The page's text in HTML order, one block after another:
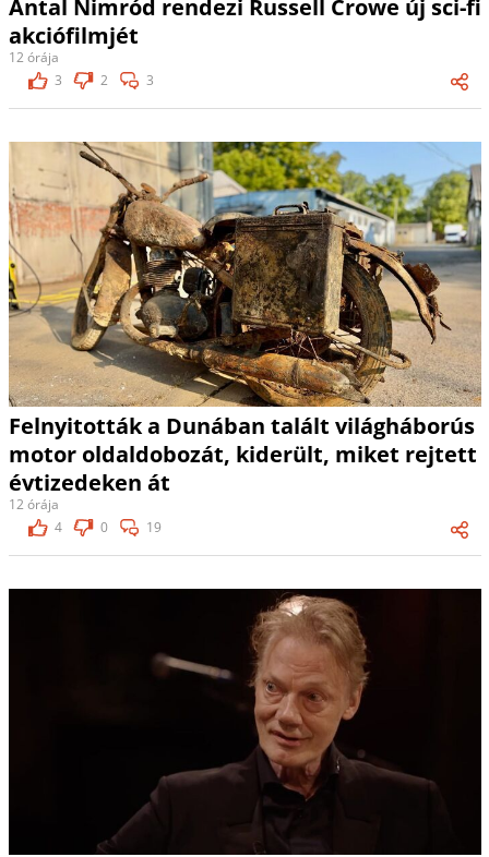
Antal Nimród rendezi Russell Crowe új sci-fi
akciófilmjét
12 órája
3
2 3
Felnyitották a Dunában talált világháborús
motor oldaldobozát, kiderült, miket rejtett
évtizedeken át
12 órája
4
0 19